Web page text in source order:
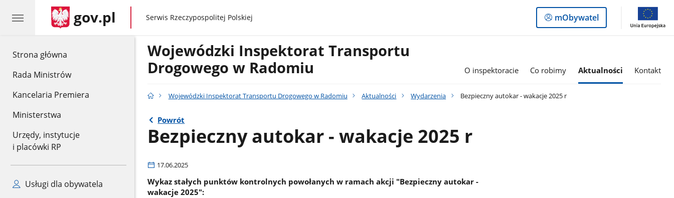
Strona główna
Rada Ministrów
Kancelaria Premiera
Ministerstwa
Urzędy, instytucje
i placówki RP
Usługi dla obywatela
gov.pl gov.pl
Serwis Rzeczypospolitej Polskiej
Logowanie
do
mObywatel
Wojewódzki Inspektorat Transportu
Drogowego w Radomiu
O inspektoracie Co robimy Aktualności Kontakt
Wojewódzki Inspektorat Transportu Drogowego w Radomiu Aktualności Wydarzenia Bezpieczny autokar - wakacje 2025 r
Powrót
Bezpieczny autokar - wakacje 2025 r
17.06.2025
Wykaz stałych punktów kontrolnych powołanych w ramach akcji "Bezpieczny autokar -
wakacje 2025":